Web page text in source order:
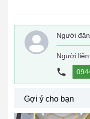
Người
Người
:
Gợi ý cho bạn